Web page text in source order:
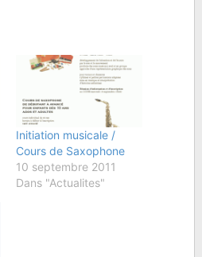
Initiation musicale /
Cours de Saxophone
10 septembre 2011
Dans "Actualites"